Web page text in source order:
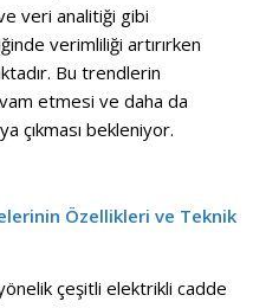
veri analitiği gibi
verimliliği artırırken
Bu trendlerin
etmesi ve daha da
çıkması bekleniyor.
Özellikleri ve Teknik
çeşitli elektrikli cadde